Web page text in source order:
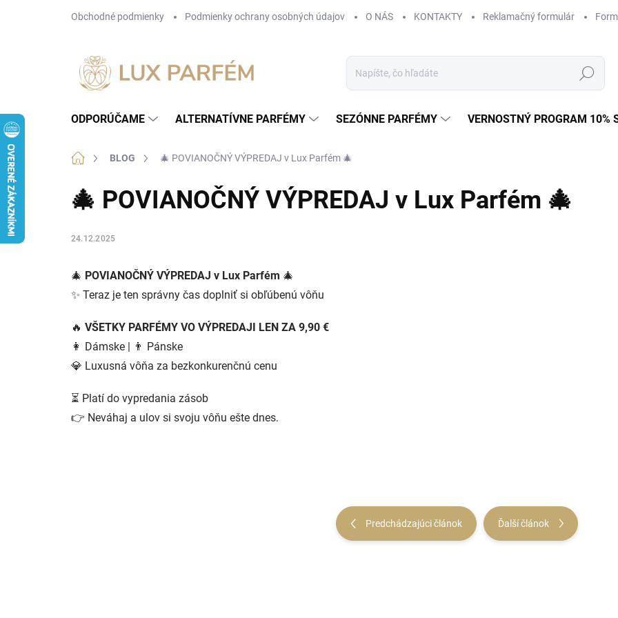
Obchodné podmienky Podmienky ochrany osobných údajov O NÁS KONTAKTY Reklamačný formulár
Hľadať
ODPORÚČAME ALTERNATÍVNE PARFÉMY SEZÓNNE PARFÉMY VERNOSTNÝ PROGRAM 10%
DomovBLOG 🎄 POVIANOČNÝ VÝPREDAJ v Lux Parfém 🎄
🎄 POVIANOČNÝ VÝPREDAJ v Lux Parfém 🎄
24.12.2025
🎄 POVIANOČNÝ VÝPREDAJ v Lux Parfém 🎄
✨ Teraz je ten správny čas doplniť si obľúbenú vôňu
🔥 VŠETKY PARFÉMY VO VÝPREDAJI LEN ZA 9,90 €
👩 Dámske | 👨 Pánske
💎 Luxusná vôňa za bezkonkurenčnú cenu
⏳ Platí do vypredania zásob
👉 Neváhaj a ulov si svoju vôňu ešte dnes.
Predchádzajúci článok Ďalší článok